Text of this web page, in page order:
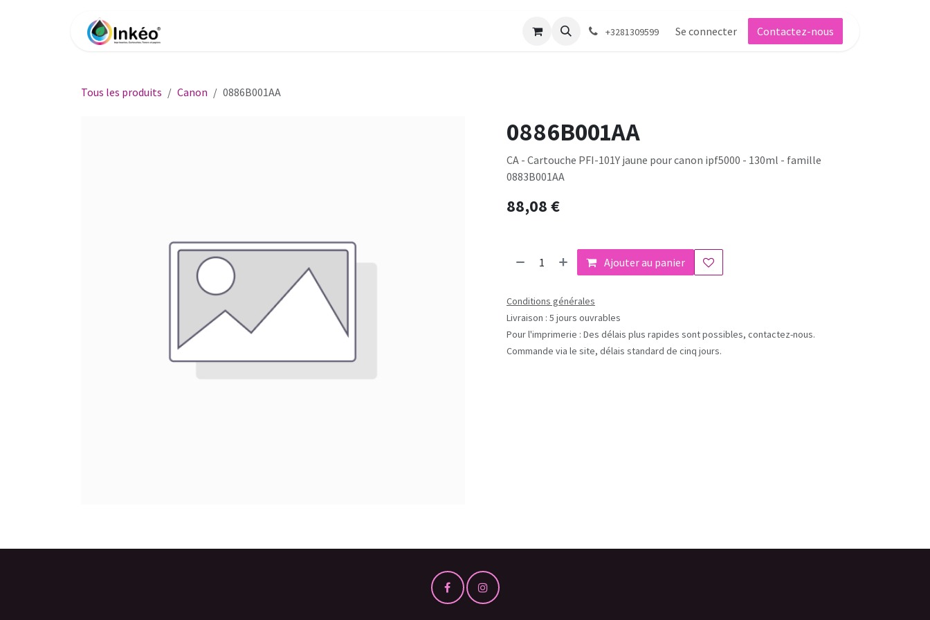
+3281309599 Se connecter Contactez-nous
Tous les produits Canon 0886B001AA
0886B001AA
CA - Cartouche PFI-101Y jaune pour canon ipf5000 - 130ml - famille
0883B001AA
88,08€
Ajouter au panier
Conditions générales
Livraison : 5 jours ouvrables
Pour l'imprimerie : Des délais plus rapides sont possibles, contactez-nous.
Commande via le site, délais standard de cinq jours.